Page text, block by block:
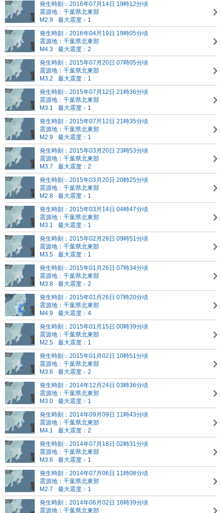
発生時刻：2016年07月14日 19時12分頃
震源地：千葉県北東部
M2.9
最大震度：1
発生時刻：2016年04月19日 19時05分頃
震源地：千葉県北東部
M4.3
最大震度：2
発生時刻：2015年07月20日 07時05分頃
震源地：千葉県北東部
M3.2
最大震度：1
発生時刻：2015年07月12日 21時36分頃
震源地：千葉県北東部
M3.1
最大震度：1
発生時刻：2015年07月12日 21時35分頃
震源地：千葉県北東部
M2.9
最大震度：1
発生時刻：2015年03月20日 23時53分頃
震源地：千葉県北東部
M3.7
最大震度：2
発生時刻：2015年03月20日 20時25分頃
震源地：千葉県北東部
M2.8
最大震度：1
発生時刻：2015年03月14日 04時47分頃
震源地：千葉県北東部
M3.1
最大震度：1
発生時刻：2015年02月28日 09時51分頃
震源地：千葉県北東部
M3.5
最大震度：1
発生時刻：2015年01月26日 07時34分頃
震源地：千葉県北東部
M3.8
最大震度：2
発生時刻：2015年01月26日 07時20分頃
震源地：千葉県北東部
M4.9
最大震度：4
発生時刻：2015年01月15日 00時39分頃
震源地：千葉県北東部
M2.5
最大震度：1
発生時刻：2015年01月02日 10時51分頃
震源地：千葉県北東部
M3.6
最大震度：2
発生時刻：2014年12月24日 03時36分頃
震源地：千葉県北東部
M3.0
最大震度：1
発生時刻：2014年09月09日 11時43分頃
震源地：千葉県北東部
M4.1
最大震度：2
発生時刻：2014年07月18日 02時31分頃
震源地：千葉県北東部
M3.6
最大震度：1
発生時刻：2014年07月06日 11時08分頃
震源地：千葉県北東部
M2.7
最大震度：1
発生時刻：2014年06月02日 16時39分頃
震源地：千葉県北東部